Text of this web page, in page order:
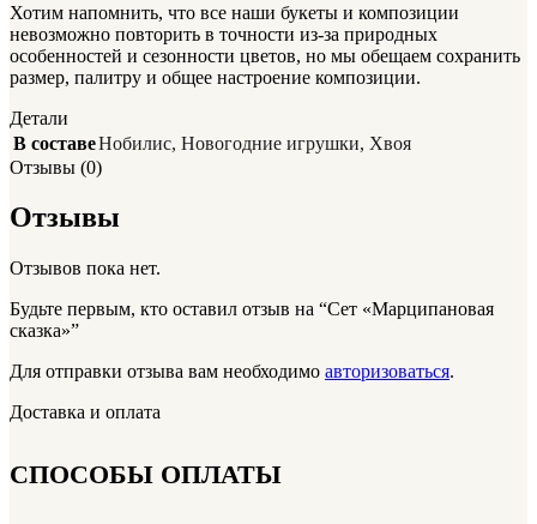
Хотим напомнить, что все наши букеты и композиции
невозможно повторить в точности из-за природных
особенностей и сезонности цветов, но мы обещаем сохранить
размер, палитру и общее настроение композиции.
Детали
В составеНобилис, Новогодние игрушки, Хвоя
Отзывы (0)
Отзывы
Отзывов пока нет.
Будьте первым, кто оставил отзыв на “Сет «Марципановая
сказка»”
Для отправки отзыва вам необходимо авторизоваться.
Доставка и оплата
СПОСОБЫ ОПЛАТЫ